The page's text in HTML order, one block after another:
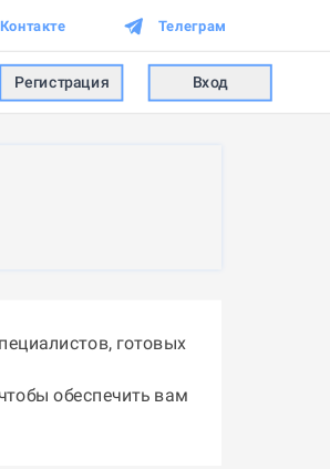
Телеграм
Регистрация Вход
готовых
обеспечить вам